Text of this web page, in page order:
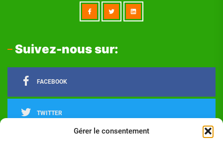
Gérer le consentement
Suivez-nous sur:
FACEBOOK
TWITTER